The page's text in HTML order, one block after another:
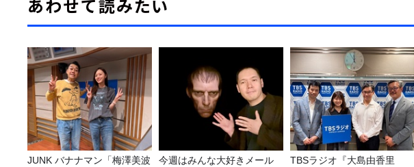
あわせて読みたい
JUNK バナナマン「梅澤美波
今週はみんな大好きメール
TBSラジオ『大島由香里